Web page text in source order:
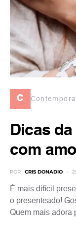
c
Dicas
com
POR CRIS DONADIO
É mais difícil
o presenteado!
Quem mais adora